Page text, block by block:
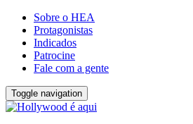
Sobre o HEA
Protagonistas
Indicados
Patrocine
Fale com a gente
Toggle navigation